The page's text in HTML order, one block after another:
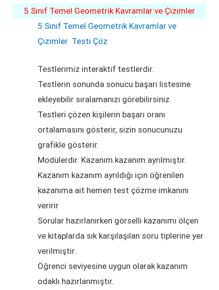
5.Sınıf Temel Geometrik Kavramlar ve Çizimler
5.Sınıf Temel Geometrik Kavramlar ve
Çizimler Testi Çöz
Testlerimiz interaktif testlerdir.
Testlerin sonunda sonucu başarı listesine
ekleyebilir sıralamanızı görebilirsiniz.
Testleri çözen kişilerin başarı oranı
ortalamasını gösterir, sizin sonucunuzu
grafikle gösterir.
Modülerdir. Kazanım kazanım ayrılmıştır.
Kazanım kazanım ayrıldığı için öğrenilen
kazanıma ait hemen test çözme imkanını
veririr
Sorular hazırlanırken görselli kazanımı ölçen
ve kitaplarda sık karşılaşılan soru tiplerine yer
verilmiştir.
Öğrenci seviyesine uygun olarak kazanım
odaklı hazırlanmıştır.